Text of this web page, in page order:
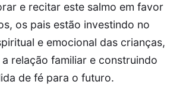
e recitar este salmo em favor
os pais estão investindo no
e emocional das crianças,
relação familiar e construindo
de fé para o futuro.